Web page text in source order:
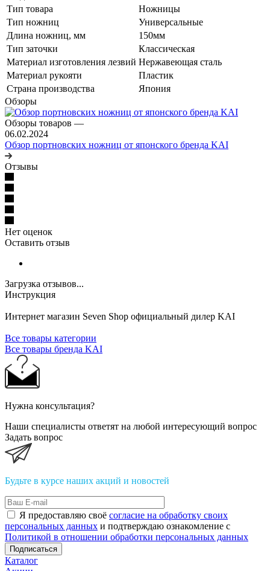
Тип товара
Ножницы
Тип ножниц
Универсальные
Длина ножниц, мм
150мм
Тип заточки
Классическая
Материал изготовления лезвий Нержавеющая сталь
Материал рукояти
Пластик
Страна производства
Япония
Обзоры
Обзоры товаров —
06.02.2024
Обзор портновских ножниц от японского бренда KAI
Отзывы
Нет оценок
Оставить отзыв
Загрузка отзывов...
Инструкция
Интернет магазин Seven Shop официальный дилер KAI
Все товары категории
Все товары бренда KAI
Нужна консультация?
Наши специалисты ответят на любой интересующий вопрос
Задать вопрос
Будьте в курсе наших акций и новостей
Я предоставляю своё согласие на обработку своих
персональных данных и подтверждаю ознакомление с
Политикой в отношении обработки персональных данных
Подписаться
Каталог